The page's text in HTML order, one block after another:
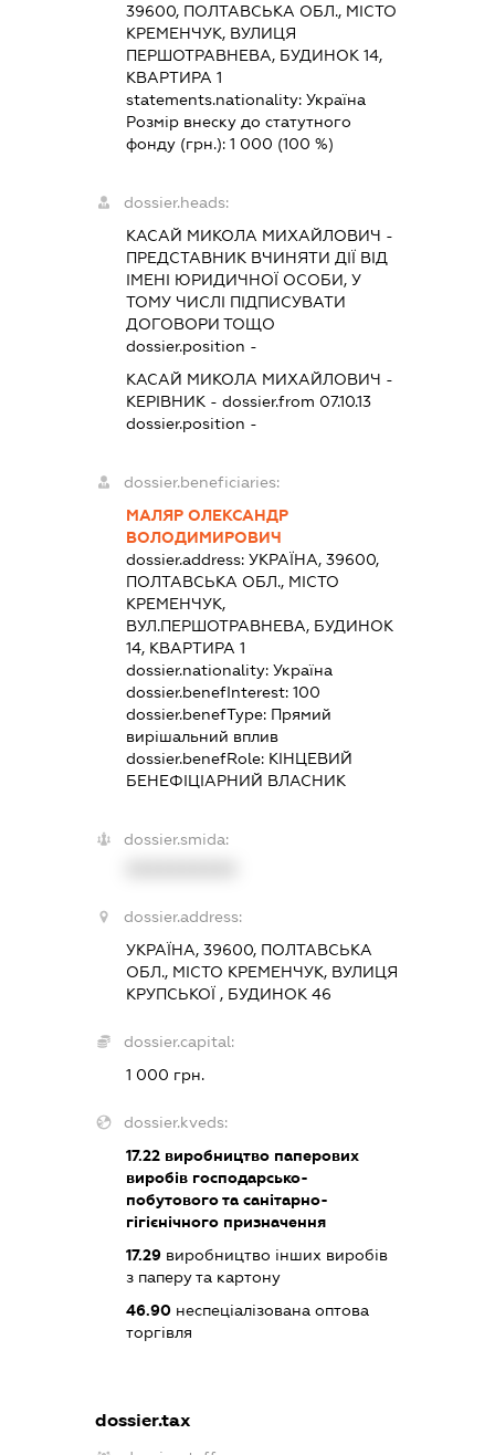
39600, ПОЛТАВСЬКА ОБЛ., МІСТО
КРЕМЕНЧУК, ВУЛИЦЯ
ПЕРШОТРАВНЕВА, БУДИНОК 14,
КВАРТИРА 1
statements.nationality:Україна
Розмір внеску до статутного
фонду (грн.):1 000 (100 %)
dossier.heads:
КАСАЙ МИКОЛА МИХАЙЛОВИЧ -
ПРЕДСТАВНИК ВЧИНЯТИ ДІЇ ВІД
ІМЕНІ ЮРИДИЧНОЇ ОСОБИ, У
ТОМУ ЧИСЛІ ПІДПИСУВАТИ
ДОГОВОРИ ТОЩО
dossier.position -
КАСАЙ МИКОЛА МИХАЙЛОВИЧ -
КЕРІВНИК - dossier.from 07.10.13
dossier.position -
dossier.beneficiaries:
МАЛЯР ОЛЕКСАНДР
ВОЛОДИМИРОВИЧ
dossier.address:УКРАЇНА, 39600,
ПОЛТАВСЬКА ОБЛ., МІСТО
КРЕМЕНЧУК,
ВУЛ.ПЕРШОТРАВНЕВА, БУДИНОК
14, КВАРТИРА 1
dossier.nationality:Україна
dossier.benefInterest:100
dossier.benefType: Прямий
вирішальний вплив
dossier.benefRole: КІНЦЕВИЙ
БЕНЕФІЦІАРНИЙ ВЛАСНИК
dossier.smida:
dossier.address:
УКРАЇНА, 39600, ПОЛТАВСЬКА
ОБЛ., МІСТО КРЕМЕНЧУК, ВУЛИЦЯ
КРУПСЬКОЇ , БУДИНОК 46
dossier.capital:
1 000 грн.
dossier.kveds:
17.22 виробництво паперових
виробів господарсько-
побутового та санітарно-
гігієнічного призначення
17.29 виробництво інших виробів
з паперу та картону
46.90 неспеціалізована оптова
торгівля
dossier.tax